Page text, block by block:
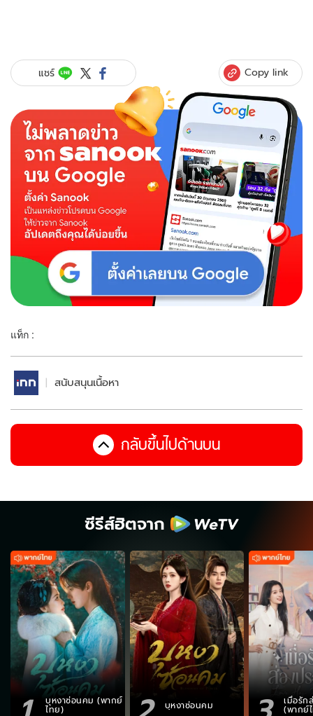
แชร์ Copy link
แท็ก :
สนับสนุนเนื้อหา
กลับขึ้นไปด้านบน
ซีรีส์ฮิตจาก
บุหงาซ่อนคม (พากย์
ไทย) บุหงาซ่อนคม เมื่อรัก
(พากย์